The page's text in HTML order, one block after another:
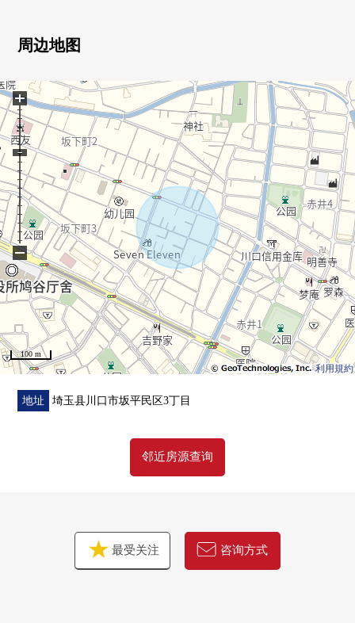
・鸠谷小学/约900m
・鸠谷中学/约450m
・西友鸠谷店/约450m
・７－ＥＬＥＶＥｎ鸠谷坂下3丁目商店/约50m
■ 在找想要的家方面给予帮助的━━━━━・・・
房源的详细、需讨论是如有意向，请跟我们联系。
周边地图
利用規約
100 m
+
−
地址 埼玉县川口市坂平民区3丁目
邻近房源查询
最受关注 咨询方式